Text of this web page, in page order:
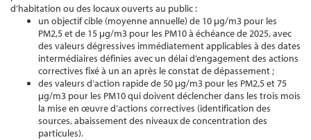
d’habitation ou des locaux ouverts au public :
un objectif cible (moyenne annuelle) de 10 μg/m3 pour les
PM2,5 et de 15 μg/m3 pour les PM10 à échéance de 2025, avec
des valeurs dégressives immédiatement applicables à des dates
intermédiaires définies avec un délai d’engagement des actions
correctives fixé à un an après le constat de dépassement ;
des valeurs d’action rapide de 50 μg/m3 pour les PM2,5 et 75
μg/m3 pour les PM10 qui doivent déclencher dans les trois mois
la mise en œuvre d’actions correctives (identification des
sources, abaissement des niveaux de concentration des
particules).